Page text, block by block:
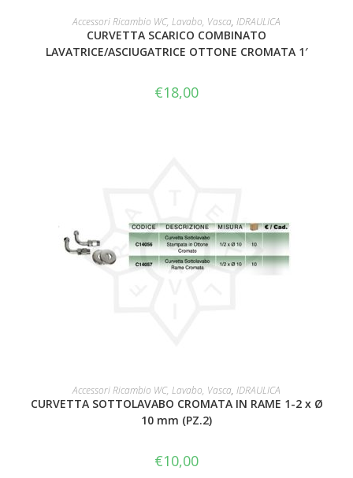
LEGGI TUTTO
Accessori Ricambio WC, Lavabo, Vasca, IDRAULICA
CURVETTA SCARICO COMBINATO
LAVATRICE/ASCIUGATRICE OTTONE CROMATA 1′
€18,00
AGGIUNGI AL CARRELLO
Accessori Ricambio WC, Lavabo, Vasca, IDRAULICA
CURVETTA SOTTOLAVABO CROMATA IN RAME 1-2 x Ø
10 mm (PZ.2)
€10,00